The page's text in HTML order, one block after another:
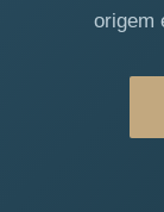
origem